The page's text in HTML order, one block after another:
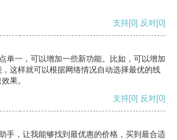
支持[0] 反对[0]
单一，可以增加一些新功能。比如，可以增加
这样就可以根据网络情况自动选择最优的线
果。
支持[0] 反对[0]
手，让我能够找到最优惠的价格，买到最合适